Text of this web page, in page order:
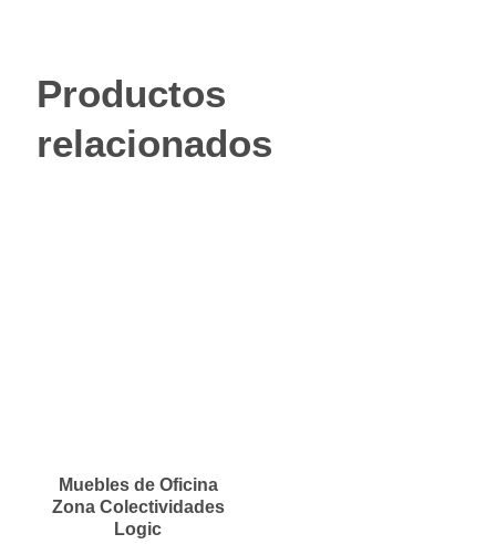
Productos
relacionados
Muebles de Oficina
Zona Colectividades
Logic